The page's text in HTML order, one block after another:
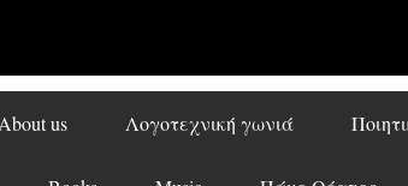
About us Λογοτεχνική γωνιά